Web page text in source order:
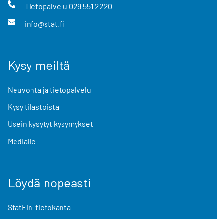
Tietopalvelu 029 551 2220
info@stat.fi
Kysy meiltä
Neuvonta ja tietopalvelu
Kysy tilastoista
Usein kysytyt kysymykset
Medialle
Löydä nopeasti
StatFin-tietokanta